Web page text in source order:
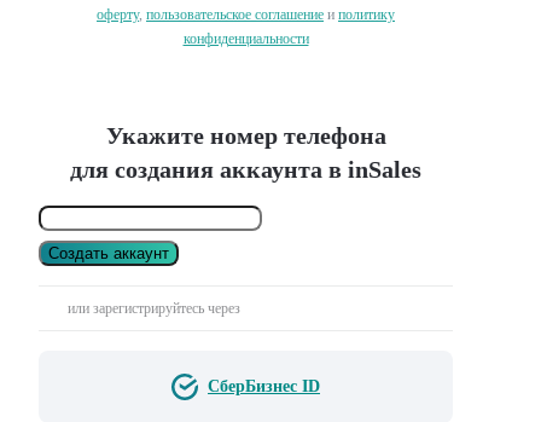
оферту, пользовательское соглашение и политику
конфиденциальности
Укажите номер телефона
для создания аккаунта в inSales
Создать аккаунт
или зарегистрируйтесь через
СберБизнес ID